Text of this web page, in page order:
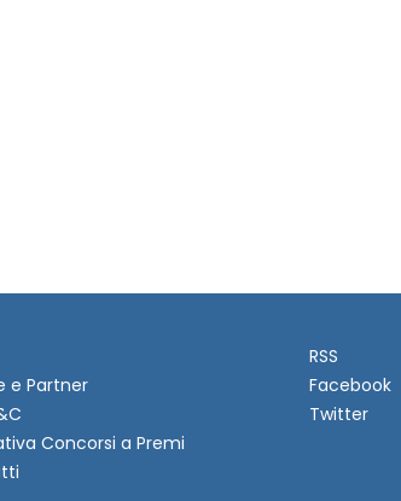
e Partner
Concorsi a Premi
RSS
Facebook
Twitter